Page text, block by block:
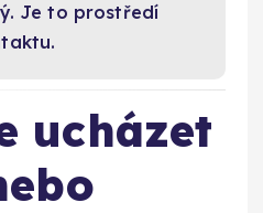
Je to prostředí
ucházet